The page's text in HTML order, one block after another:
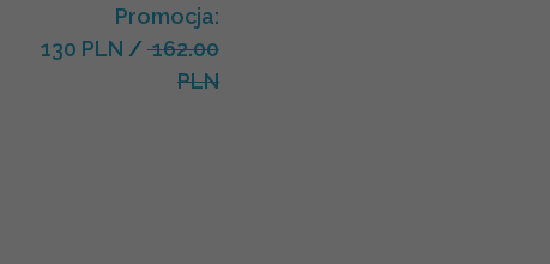
Promocja:
130 PLN / 162.00
PLN